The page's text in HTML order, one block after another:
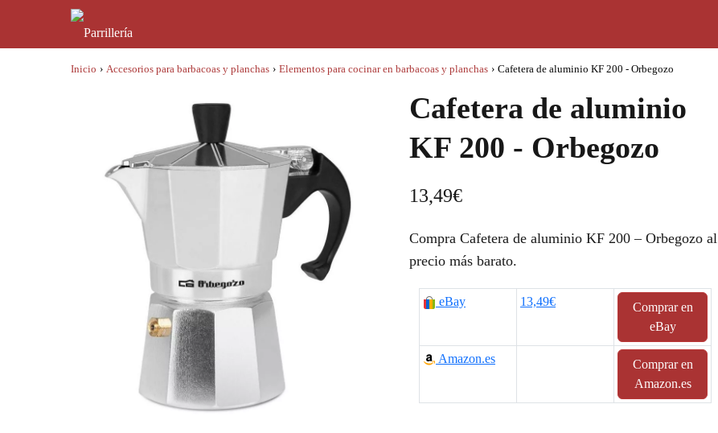
Inicio › Accesorios para barbacoas y planchas › Elementos para cocinar en barbacoas y planchas › Cafetera de aluminio KF 200 - Orbegozo
Cafetera de aluminio
KF 200 - Orbegozo
13,49€
Compra Cafetera de aluminio KF 200 – Orbegozo al
precio más barato.
eBay 13,49€
Comprar en
eBay
Amazon.es
Comprar en
Amazon.es